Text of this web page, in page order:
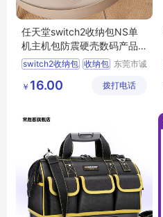
任天堂switch2收纳包NS单
机主机包防震硬壳数码产品
收纳盒eva包
switch2收纳包 收纳包 东莞市诚
限公司
￥ 16.00 拨打电话